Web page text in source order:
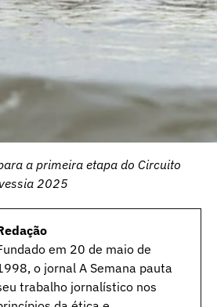
a primeira etapa do Circuito
2025
em 20 de maio de
o jornal A Semana pauta
trabalho jornalístico nos